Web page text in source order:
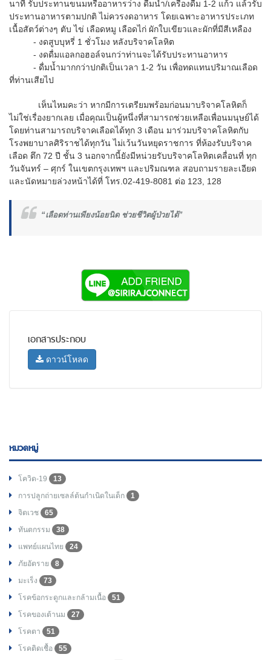
นาที รับประทานขนมหรืออาหารว่าง ดื่มน้ำ/เครื่องดื่ม 1-2 แก้ว แล้วรับ
ประทานอาหารตามปกติ ไม่ควรงดอาหาร โดยเฉพาะอาหารประเภท
เนื้อสัตว์ต่างๆ ตับ ไข่ เลือดหมู เลือดไก่ ผักใบเขียวและผักที่มีสีเหลือง
- งดสูบบุหรี่ 1 ชั่วโมง หลังบริจาคโลหิต
- งดดื่มแอลกอฮอล์จนกว่าท่านจะได้รับประทานอาหาร
- ดื่มน้ำมากกว่าปกติเป็นเวลา 1-2 วัน เพื่อทดแทนปริมาณเลือด
ที่ท่านเสียไป
เห็นไหมคะว่า หากมีการเตรียมพร้อมก่อนมาบริจาคโลหิตก็
ไม่ใช่เรื่องยากเลย เมื่อคุณเป็นผู้หนึ่งที่สามารถช่วยเหลือเพื่อนมนุษย์ได้
โดยท่านสามารถบริจาคเลือดได้ทุก 3 เดือน มาร่วมบริจาคโลหิตกับ
โรงพยาบาลศิริราชได้ทุกวัน ไม่เว้นวันหยุดราชการ ที่ห้องรับบริจาค
เลือด ตึก 72 ปี ชั้น 3 นอกจากนี้ยังมีหน่วยรับบริจาคโลหิตเคลื่อนที่ ทุก
วันจันทร์ – ศุกร์ ในเขตกรุงเทพฯ และปริมณฑล สอบถามรายละเอียด
และนัดหมายล่วงหน้าได้ที่ โทร.02-419-8081 ต่อ 123, 128
“เลือดท่านเพียงน้อยนิด ช่วยชีวิตผู้ป่วยได้”
เอกสารประกอบ
ดาวน์โหลด
หมวดหมู่
โควิด-19
13
การปลูกถ่ายเซลล์ต้นกำเนิดในเด็ก
1
จิตเวช
65
ทันตกรรม
38
แพทย์แผนไทย
24
ภัยอัตราย
8
มะเร็ง
73
โรคข้อกระดูกและกล้ามเนื้อ
51
โรคของเต้านม
27
โรคตา
51
โรคติดเชื้อ
55